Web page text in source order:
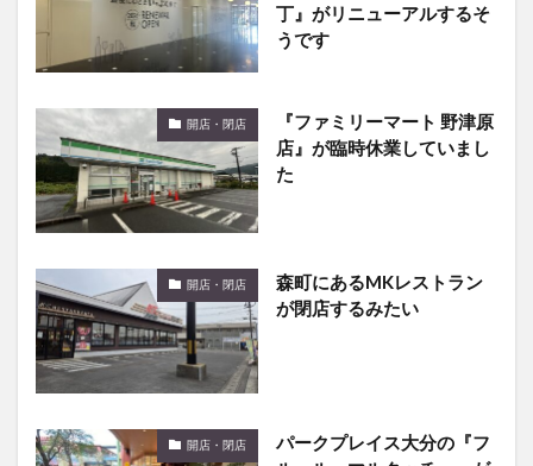
丁』がリニューアルするそ
うです
開店・閉店
『ファミリーマート 野津原
店』が臨時休業していまし
た
開店・閉店
森町にあるMKレストラン
が閉店するみたい
開店・閉店
パークプレイス大分の『フ